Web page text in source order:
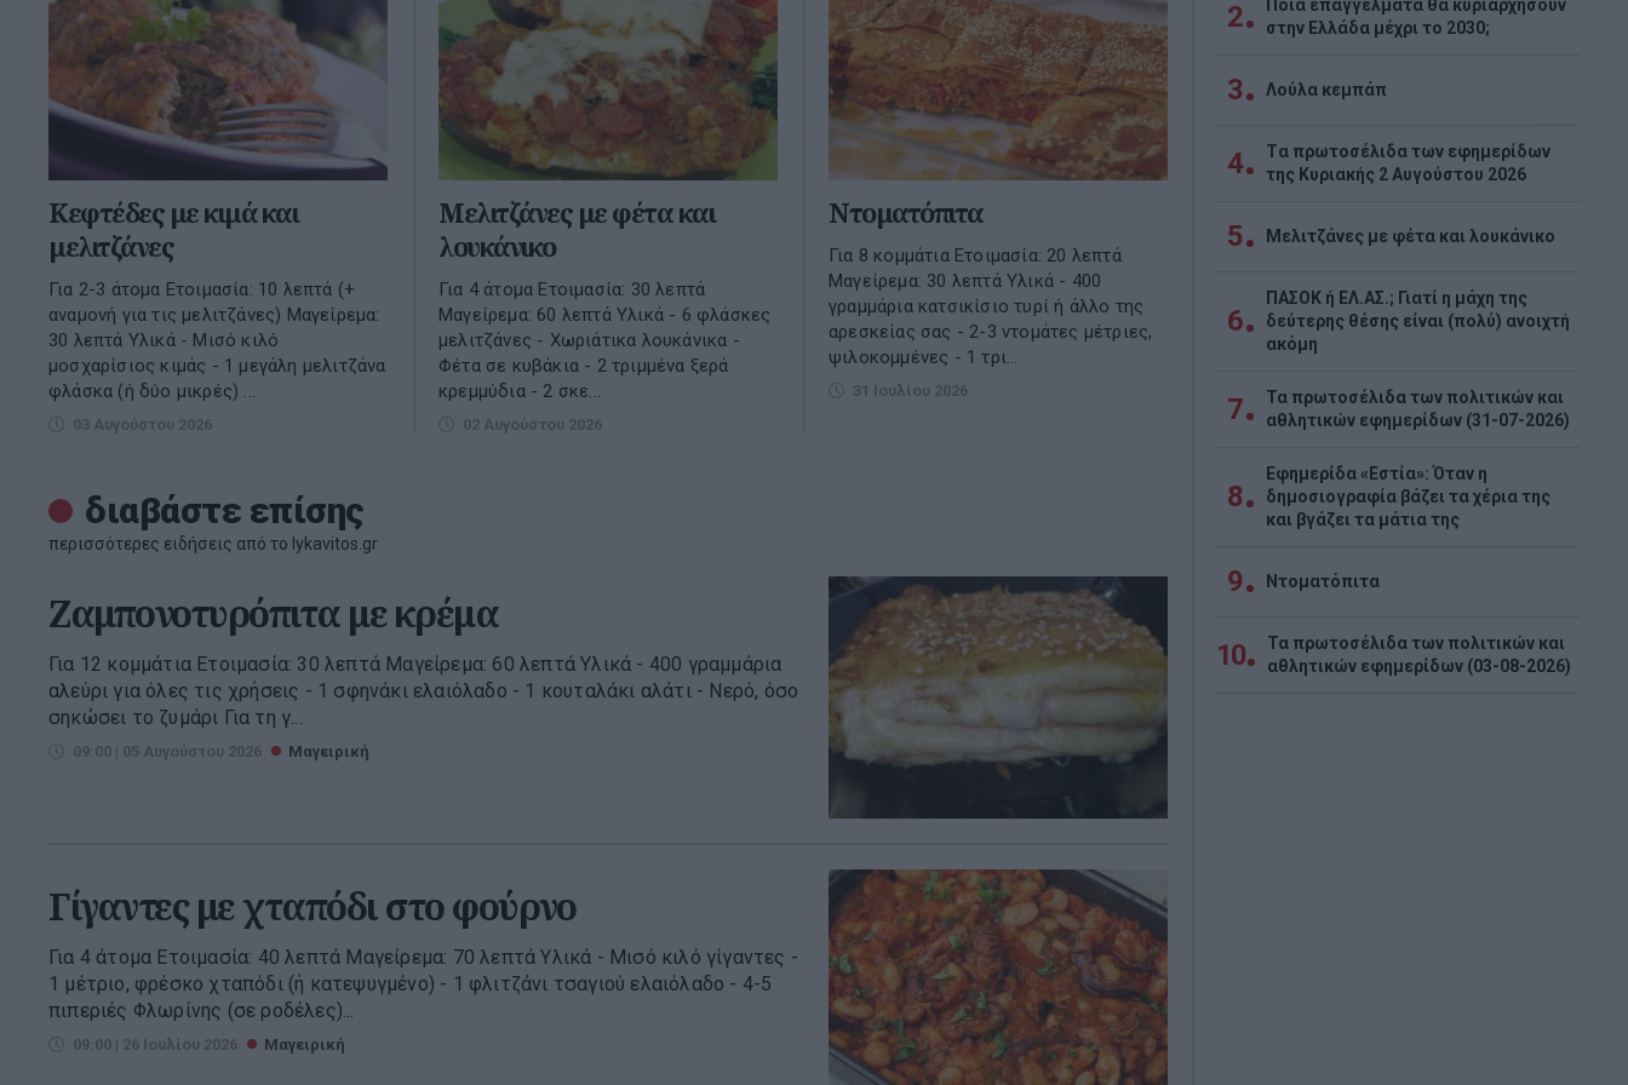
Κεφτέδες με κιμά και
μελιτζάνες
Για 2-3 άτομα Ετοιμασία: 10 λεπτά (+
αναμονή για τις μελιτζάνες) Μαγείρεμα:
30 λεπτά Υλικά - Μισό κιλό
μοσχαρίσιος κιμάς - 1 μεγάλη μελιτζάνα
φλάσκα (ή δύο μικρές) ...
03 Αυγούστου 2026
Μελιτζάνες με φέτα και
λουκάνικο
Για 4 άτομα Ετοιμασία: 30 λεπτά
Μαγείρεμα: 60 λεπτά Υλικά - 6 φλάσκες
μελιτζάνες - Χωριάτικα λουκάνικα -
Φέτα σε κυβάκια - 2 τριμμένα ξερά
κρεμμύδια - 2 σκε...
02 Αυγούστου 2026
Ντοματόπιτα
Για 8 κομμάτια Ετοιμασία: 20 λεπτά
Μαγείρεμα: 30 λεπτά Υλικά - 400
γραμμάρια κατσικίσιο τυρί ή άλλο της
αρεσκείας σας - 2-3 ντομάτες μέτριες,
ψιλοκομμένες - 1 τρι...
31 Ιουλίου 2026
διαβάστε επίσης
περισσότερες ειδήσεις από το lykavitos.gr
Ζαμπονοτυρόπιτα με κρέμα
Για 12 κομμάτια Ετοιμασία: 30 λεπτά Μαγείρεμα: 60 λεπτά Υλικά - 400 γραμμάρια
αλεύρι για όλες τις χρήσεις - 1 σφηνάκι ελαιόλαδο - 1 κουταλάκι αλάτι - Νερό, όσο
σηκώσει το ζυμάρι Για τη γ...
09:00 | 05 Αυγούστου 2026 Μαγειρική
Γίγαντες με χταπόδι στο φούρνο
Για 4 άτομα Ετοιμασία: 40 λεπτά Μαγείρεμα: 70 λεπτά Υλικά - Μισό κιλό γίγαντες -
1 μέτριο, φρέσκο χταπόδι (ή κατεψυγμένο) - 1 φλιτζάνι τσαγιού ελαιόλαδο - 4-5
πιπεριές Φλωρίνης (σε ροδέλες)...
09:00 | 26 Ιουλίου 2026 Μαγειρική
2
Ποια επαγγέλματα θα κυριαρχήσουν
στην Ελλάδα μέχρι το 2030;
3 Λούλα κεμπάπ
4
Tα πρωτοσέλιδα των εφημερίδων
της Κυριακής 2 Αυγούστου 2026
5 Μελιτζάνες με φέτα και λουκάνικο
6
ΠΑΣΟΚ ή ΕΛ.ΑΣ.; Γιατί η μάχη της
δεύτερης θέσης είναι (πολύ) ανοιχτή
ακόμη
7
Τα πρωτοσέλιδα των πολιτικών και
αθλητικών εφημερίδων (31-07-2026)
8
Εφημερίδα «Εστία»: Όταν η
δημοσιογραφία βάζει τα χέρια της
και βγάζει τα μάτια της
9 Ντοματόπιτα
10
Τα πρωτοσέλιδα των πολιτικών και
αθλητικών εφημερίδων (03-08-2026)